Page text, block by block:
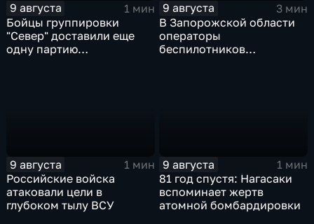
9 августа
1 мин
Бойцы группировки
"Север" доставили еще
одну партию
9 августа
3 мин
В Запорожской области
операторы
беспилотников
9 августа
1 мин
Российские войска
атаковали цели в
глубоком тылу ВСУ
9 августа
1 мин
81 год спустя: Нагасаки
вспоминает жертв
атомной бомбардировки